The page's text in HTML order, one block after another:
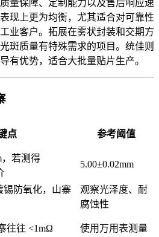
量保障、定制能力以及售后响应速
现上更为均衡，尤其适合对可靠性
业客户。拓展在雾状封装和交期方
斑质量有特殊需求的项目。统佳则
有优势，适合大批量贴片生产。
点 参考阈值
，若测得
5.00±0.02mm
锡防氧化，山寨
观察光泽度、耐
腐蚀性
往往 <1mΩ 使用万用表测量